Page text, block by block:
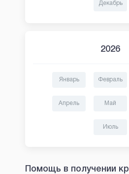
Декабрь
2026
Январь Февраль
Апрель Май
Июль
Помощь в получении